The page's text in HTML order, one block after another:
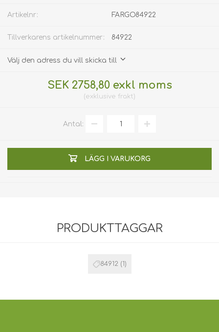
Artikelnr: FARGO84922
Tillverkarens artikelnummer: 84922
Välj den adress du vill skicka till
SEK 2758,80 exkl moms
exklusive frakt
Antal:
LÄGG I VARUKORG
PRODUKTTAGGAR
84912 (1)